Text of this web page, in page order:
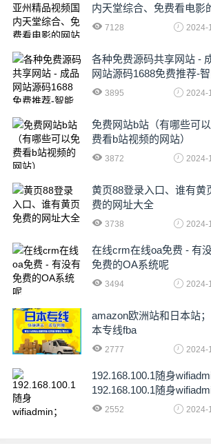
内天堂综合、免费看电影
站有哪些啊
7128 2024-
各种免费源码共享网站 -
网站源码1688免费推荐-
化时代的挑战与机遇!
3895 2024-
免费网站b站（有哪些可
费看b站视频的网站）
3872 2024-
黄页88登录入口、谁有黄
费的网址大全
3738 2024-
在线crm在线oa免费 - 有
免费的OA系统呢
3494 2024-
amazon欧洲站和日本站
本专线fba
2777 2024-
192.168.100.1随身
192.168.100.1随身
录器2552 2024-